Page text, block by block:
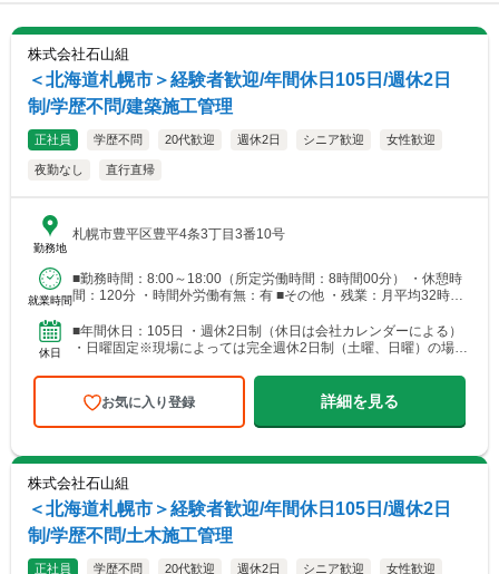
株式会社石山組
＜北海道札幌市＞経験者歓迎/年間休日105日/週休2日
制/学歴不問/建築施工管理
正社員 学歴不問 20代歓迎 週休2日 シニア歓迎 女性歓迎
夜勤なし 直行直帰
勤務地
札幌市豊平区豊平4条3丁目3番10号
就業時間
■勤務時間：8:00～18:00（所定労働時間：8時間00分） ・休憩時
間：120分 ・時間外労働有無：有 ■その他 ・残業：月平均32時間
休日
■年間休日：105日 ・週休2日制（休日は会社カレンダーによる）
・日曜固定※現場によっては完全週休2日制（土曜、日曜）の場合
お気に入り登録 詳細を見る
株式会社石山組
＜北海道札幌市＞経験者歓迎/年間休日105日/週休2日
制/学歴不問/土木施工管理
正社員 学歴不問 20代歓迎 週休2日 シニア歓迎 女性歓迎